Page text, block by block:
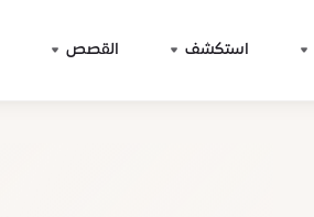
استكشف القصص